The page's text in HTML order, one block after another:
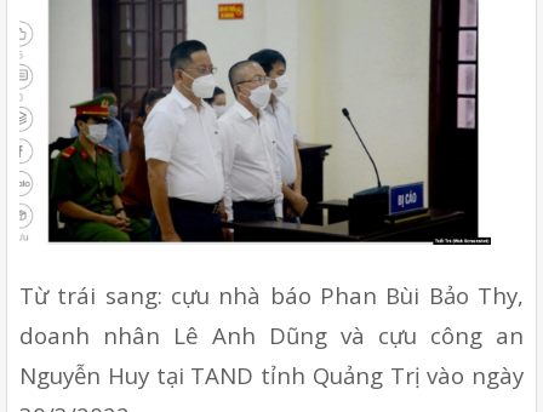
Từ trái sang: cựu nhà báo Phan Bùi Bảo Thy,
doanh nhân Lê Anh Dũng và cựu công an
Nguyễn Huy tại TAND tỉnh Quảng Trị vào ngày